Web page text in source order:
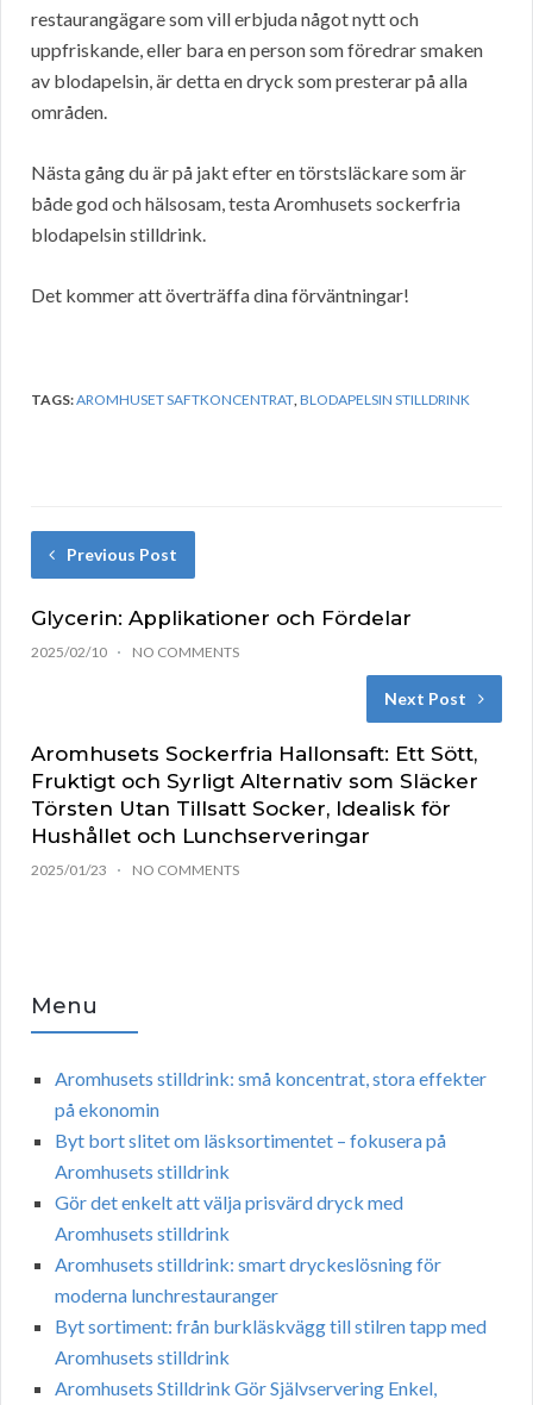
restaurangägare som vill erbjuda något nytt och
uppfriskande, eller bara en person som föredrar smaken
av blodapelsin, är detta en dryck som presterar på alla
områden.
Nästa gång du är på jakt efter en törstsläckare som är
både god och hälsosam, testa Aromhusets sockerfria
blodapelsin stilldrink.
Det kommer att överträffa dina förväntningar!
TAGS:AROMHUSET SAFTKONCENTRAT BLODAPELSIN STILLDRINK
Previous Post
Glycerin: Applikationer och Fördelar
2025/02/10 NO COMMENTS
Next Post
Aromhusets Sockerfria Hallonsaft: Ett Sött,
Fruktigt och Syrligt Alternativ som Släcker
Törsten Utan Tillsatt Socker, Idealisk för
Hushållet och Lunchserveringar
2025/01/23 NO COMMENTS
Menu
Aromhusets stilldrink: små koncentrat, stora effekter
på ekonomin
Byt bort slitet om läsksortimentet – fokusera på
Aromhusets stilldrink
Gör det enkelt att välja prisvärd dryck med
Aromhusets stilldrink
Aromhusets stilldrink: smart dryckeslösning för
moderna lunchrestauranger
Byt sortiment: från burkläskvägg till stilren tapp med
Aromhusets stilldrink
Aromhusets Stilldrink Gör Självservering Enkel,